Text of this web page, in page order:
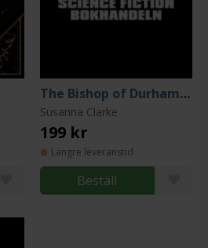
The Bishop of Durham Attempts to Surrender
Susanna Clarke
199 kr
Längre leveranstid
Beställ